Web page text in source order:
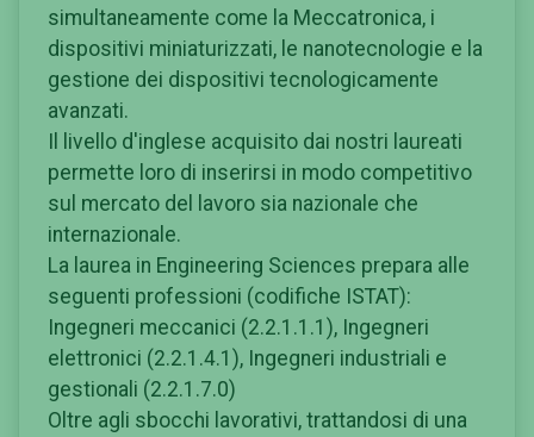
simultaneamente come la Meccatronica, i
dispositivi miniaturizzati, le nanotecnologie e la
gestione dei dispositivi tecnologicamente
avanzati.
Il livello d'inglese acquisito dai nostri laureati
permette loro di inserirsi in modo competitivo
sul mercato del lavoro sia nazionale che
internazionale.
La laurea in Engineering Sciences prepara alle
seguenti professioni (codifiche ISTAT):
Ingegneri meccanici (2.2.1.1.1), Ingegneri
elettronici (2.2.1.4.1), Ingegneri industriali e
gestionali (2.2.1.7.0)
Oltre agli sbocchi lavorativi, trattandosi di una